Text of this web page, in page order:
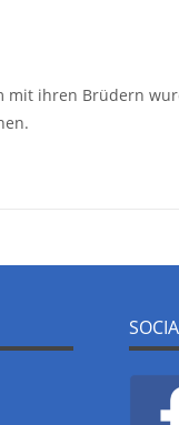
mit ihren Brüdern